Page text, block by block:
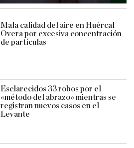
Mala calidad del aire en Huércal
Overa por excesiva concentración
de partículas
Esclarecidos 33 robos por el
«método del abrazo» mientras se
registran nuevos casos en el
Levante